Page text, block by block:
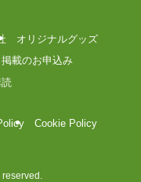
オリジナルグッズ
載のお申込み
Cookie Policy